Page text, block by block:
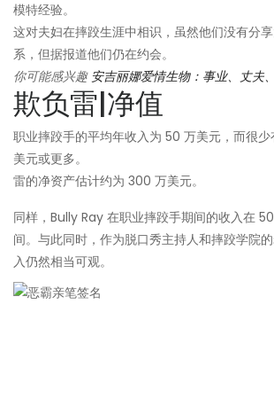
模特经验。
这对夫妇在摔跤生涯中相识，虽然他们没有分
系，但据报道他们仍在约会。
你可能感兴趣 安吉丽娜爱情生物：事业、丈夫
欺负雷|净值
职业摔跤手的平均年收入为 50 万美元，而很
美元或更多。
雷的净资产估计约为 300 万美元。
同样，Bully Ray 在职业摔跤手期间的收入在
间。与此同时，作为脱口秀主持人和摔跤学院
入仍然相当可观。